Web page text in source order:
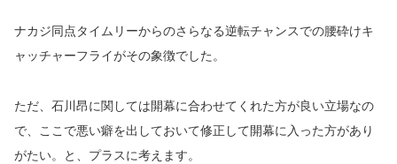
ナカジ同点タイムリーからのさらなる逆転チャンスでの腰砕けキ
ャッチャーフライがその象徴でした。
ただ、石川昂に関しては開幕に合わせてくれた方が良い立場なの
で、ここで悪い癖を出しておいて修正して開幕に入った方があり
がたい。と、プラスに考えます。